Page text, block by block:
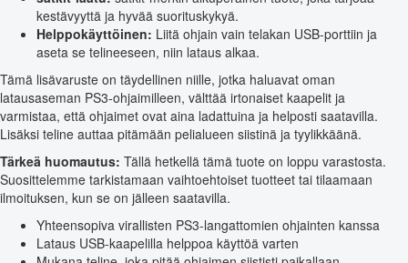
kestävyyttä ja hyvää suorituskykyä.
Helppokäyttöinen: Liitä ohjain vain telakan USB-porttiin ja
aseta se telineeseen, niin lataus alkaa.
Tämä lisävaruste on täydellinen niille, jotka haluavat oman
latausaseman PS3-ohjaimilleen, välttää irtonaiset kaapelit ja
varmistaa, että ohjaimet ovat aina ladattuina ja helposti saatavilla.
Lisäksi teline auttaa pitämään pelialueen siistinä ja tyylikkäänä.
Tärkeä huomautus: Tällä hetkellä tämä tuote on loppu varastosta.
Suosittelemme tarkistamaan vaihtoehtoiset tuotteet tai tilaamaan
ilmoituksen, kun se on jälleen saatavilla.
Yhteensopiva virallisten PS3-langattomien ohjainten kanssa
Lataus USB-kaapelilla helppoa käyttöä varten